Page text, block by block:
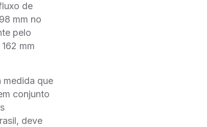
de
mm no
pelo
mm
medida que
conjunto
deve